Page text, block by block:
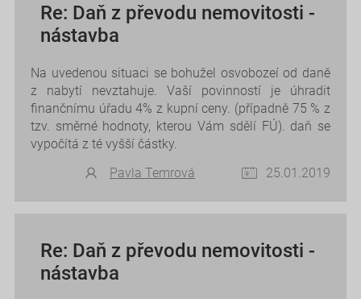
Re: Daň z převodu nemovitosti -
nástavba
Na uvedenou situaci se bohužel osvobozeí od daně
z nabytí nevztahuje. Vaší povinností je úhradit
finančnímu úřadu 4% z kupní ceny. (případně 75 % z
tzv. směrné hodnoty, kterou Vám sdělí FÚ). daň se
vypočítá z té vyšší částky.
Pavla Temrová
25.01.2019
Re: Daň z převodu nemovitosti -
nástavba